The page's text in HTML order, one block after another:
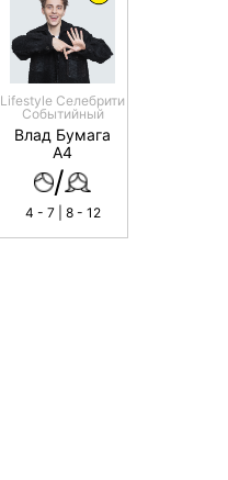
Lifestyle Селебрити
Событийный
Влад Бумага
А4
/
4 - 7 | 8 - 12